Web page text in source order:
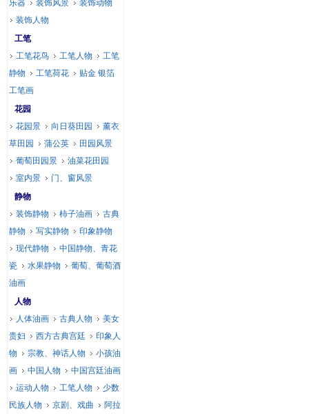
乐器 装饰风景
装饰动物
装饰人物
工笔
工笔花鸟
工笔人物
工笔
静物
工笔荷花
贴金 银箔
工笔画
花园
花园景
向日葵田园
薰衣
草田园
蒲公英
田园风景
葡萄田园景
油菜花田园
室内景
门、窗风景
静物
装饰静物
柿子油画
古典
静物
写实静物
印象静物
现代静物
中国静物、青花
瓷
水果静物
葡萄、葡萄酒
油画
人物
人体油画
古典人物
美女
贵妇
西方古典宫廷
印象人
物
宗教、神话人物
小孩油
画
中国人物
中国宫廷油画
运动人物
工笔人物
少数
民族人物
京剧、戏曲
阿拉